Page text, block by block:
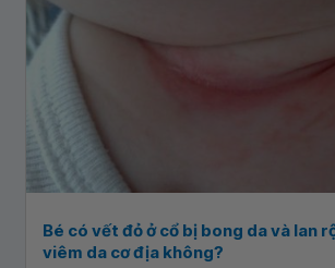
Bé có vết đỏ ở cổ bị bong da và lan
viêm da cơ địa không?